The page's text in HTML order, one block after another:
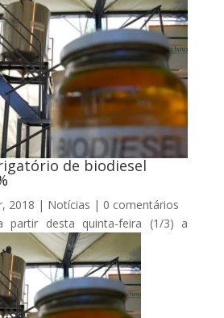
de biodiesel
2018 | Notícias | 0 comentários
partir desta quinta-feira (1/3) a